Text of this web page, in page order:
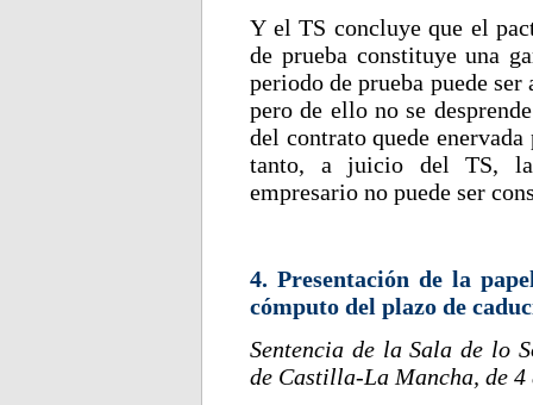
Y el TS concluye que el
de prueba constituye una
periodo de prueba puede
pero de ello no se
del contrato quede
tanto, a juicio del TS, la
empresario no puede ser
4. Presentación de la
cómputo del plazo de
Sentencia de la Sala de lo
de Castilla-La Mancha, de 4